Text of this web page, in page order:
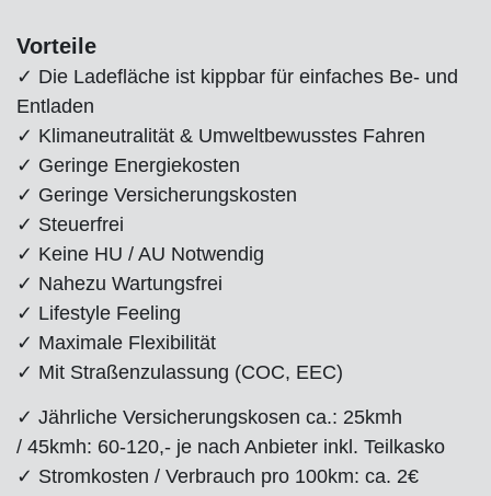
Vorteile
✓ Die Ladefläche ist kippbar für einfaches Be- und
Entladen
✓ Klimaneutralität & Umweltbewusstes Fahren
✓ Geringe Energiekosten
✓ Geringe Versicherungskosten
✓ Steuerfrei
✓ Keine HU / AU Notwendig
✓ Nahezu Wartungsfrei
✓ Lifestyle Feeling
✓ Maximale Flexibilität
✓ Mit Straßenzulassung (COC, EEC)
✓ Jährliche Versicherungskosen ca.: 25kmh
/ 45kmh: 60-120,- je nach Anbieter inkl. Teilkasko
✓ Stromkosten / Verbrauch pro 100km: ca. 2€